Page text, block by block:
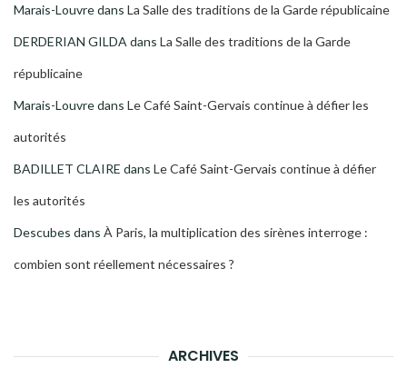
Marais-Louvredans La Salle des traditions de la Garde républicaine
DERDERIAN GILDA dans La Salle des traditions de la Garde
républicaine
Marais-Louvredans Le Café Saint-Gervais continue à défier les
autorités
BADILLET CLAIRE dans Le Café Saint-Gervais continue à défier
les autorités
Descubes dans À Paris, la multiplication des sirènes interroge :
combien sont réellement nécessaires ?
ARCHIVES